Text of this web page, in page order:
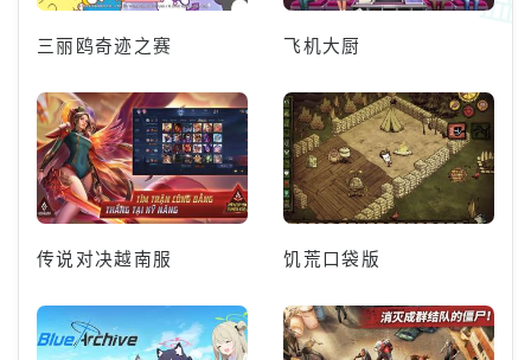
三丽鸥奇迹之赛 飞机大厨
传说对决越南服 饥荒口袋版